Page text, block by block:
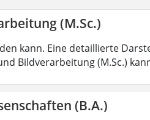
(M.Sc.)
kann. Eine detaillierte
Bildverarbeitung (M.Sc.)
(B.A.)